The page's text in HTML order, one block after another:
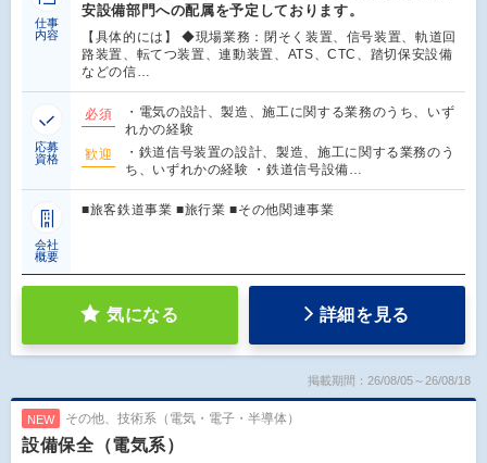
仕事
内容
安設備部門への配属を予定しております。
【具体的には】 ◆現場業務：閉そく装置、信号装置、軌道回
路装置、転てつ装置、連動装置、ATS、CTC、踏切保安設備
などの信…
応募
資格
必須
・電気の設計、製造、施工に関する業務のうち、いず
れかの経験
歓迎
・鉄道信号装置の設計、製造、施工に関する業務のう
ち、いずれかの経験 ・鉄道信号設備…
会社
概要
■旅客鉄道事業 ■旅行業 ■その他関連事業
気になる 詳細を見る
掲載期間：26/08/05～26/08/18
NEW その他、技術系（電気・電子・半導体）
設備保全（電気系）